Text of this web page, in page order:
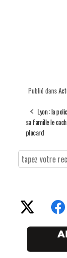
Publié dans
Lyon : la
sa famille le
placard